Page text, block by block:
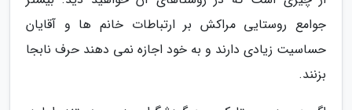
جوامع روستایی مراکش بر ارتباطات خانم ها و آقایان
حساسیت زیادی دارند و به خود اجازه نمی دهند حرف نابجا
بزنند.